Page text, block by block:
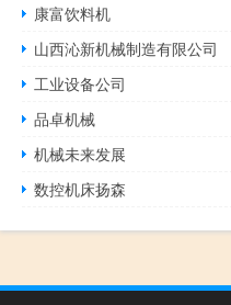
康富饮料机
山西沁新机械制造有限公司
工业设备公司
品卓机械
机械未来发展
数控机床扬森